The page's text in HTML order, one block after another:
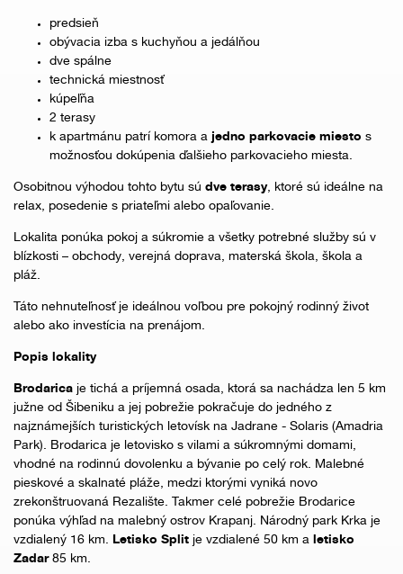
predsieň
obývacia izba s kuchyňou a jedálňou
dve spálne
technická miestnosť
kúpeľňa
2 terasy
k apartmánu patrí komora a jedno parkovacie miesto s
možnosťou dokúpenia ďalšieho parkovacieho miesta.
Osobitnou výhodou tohto bytu sú dve terasy, ktoré sú ideálne na
relax, posedenie s priateľmi alebo opaľovanie.
Lokalita ponúka pokoj a súkromie a všetky potrebné služby sú v
blízkosti – obchody, verejná doprava, materská škola, škola a
pláž.
Táto nehnuteľnosť je ideálnou voľbou pre pokojný rodinný život
alebo ako investícia na prenájom.
Popis lokality
Brodarica je tichá a príjemná osada, ktorá sa nachádza len 5 km
južne od Šibeniku a jej pobrežie pokračuje do jedného z
najznámejších turistických letovísk na Jadrane - Solaris (Amadria
Park). Brodarica je letovisko s vilami a súkromnými domami,
vhodné na rodinnú dovolenku a bývanie po celý rok. Malebné
pieskové a skalnaté pláže, medzi ktorými vyniká novo
zrekonštruovaná Rezalište. Takmer celé pobrežie Brodarice
ponúka výhľad na malebný ostrov Krapanj. Národný park Krka je
vzdialený 16 km. Letisko Split je vzdialené 50 km a letisko
Zadar85 km.